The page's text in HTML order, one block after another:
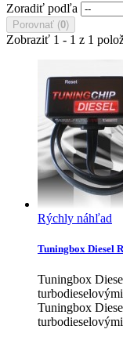
Zoradiť podľa
Porovnať (0)
Zobraziť 1 - 1 z 1
Rýchly náhľad
Tuningbox Diesel
Tuningbox
Tuningbox